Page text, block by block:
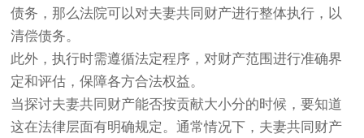
债务，那么法院可以对夫妻共同财产进行整体执行，以
清偿债务。
此外，执行时需遵循法定程序，对财产范围进行准确界
定和评估，保障各方合法权益。
当探讨夫妻共同财产能否按贡献大小分的时候，要知道
这在法律层面有明确规定。通常情况下，夫妻共同财产